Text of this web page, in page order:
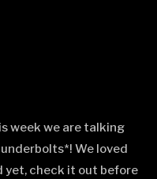
week we are talking
We loved
yet, check it out before